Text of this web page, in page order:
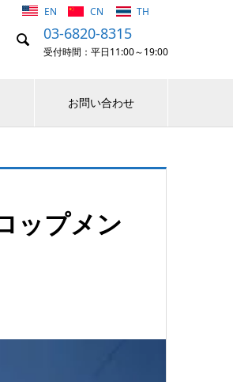
 03-6820-8315
受付時間：平日11:00～19:00
EN CN TH
お問い合わせ
ップメン